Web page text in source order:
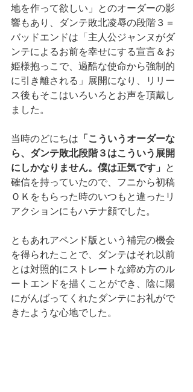
地を作って欲しい」とのオーダーの影
響もあり、ダンテ敗北凌辱の段階３＝
バッドエンドは「主人公ジャンヌがダ
ンテによるお前を幸せにする宣言＆お
姫様抱っこで、過酷な使命から強制的
に引き離される」展開になり、リリー
ス後もそこはいろいろとお声を頂戴し
ました。
当時のどにちは 「こういうオーダーな
ら、ダンテ敗北段階３はこういう展開
にしかなりません。僕は正気です」 と
確信を持っていたので、フニから初稿
ＯＫをもらった時のいつもと違ったリ
アクションにもハテナ顔でした。
ともあれアペンド版という補完の機会
を得られたことで、ダンテはそれ以前
とは対照的にストレートな締め方のル
ートエンドを描くことができ、陰に陽
にがんばってくれたダンテにお礼がで
きたような心地でした。